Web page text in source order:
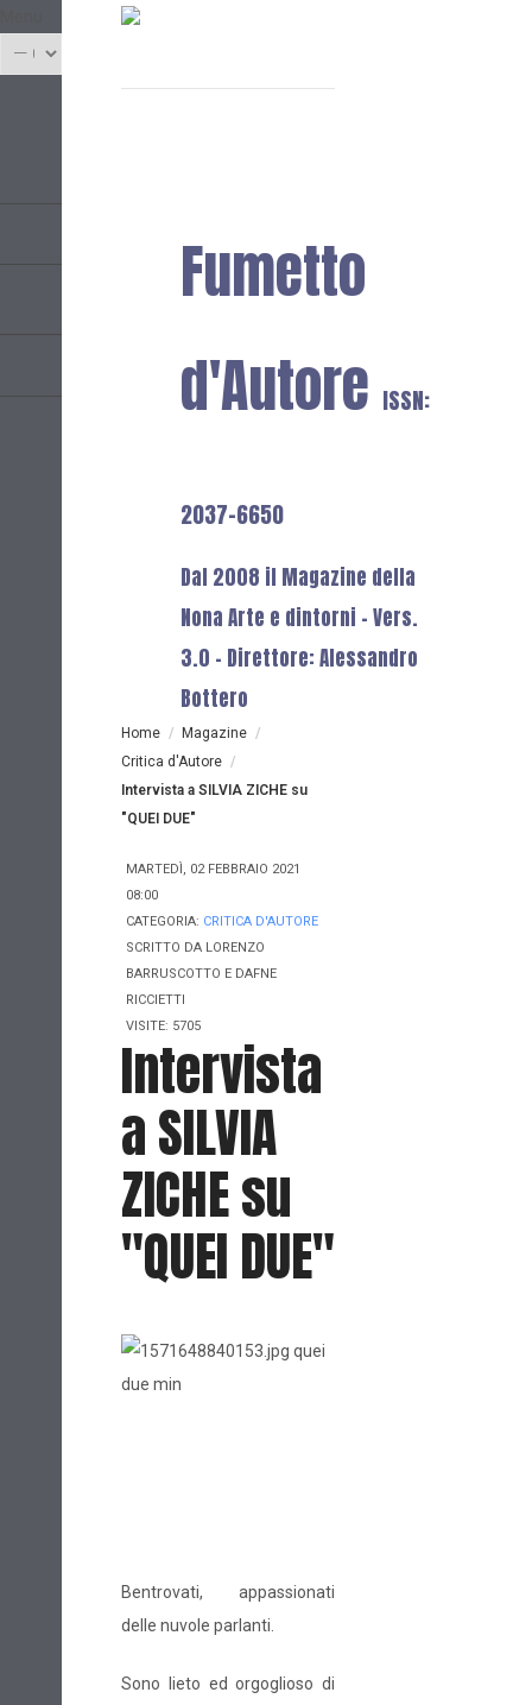
Fumetto
d'Autore ISSN:
2037-6650
Dal 2008 il Magazine della
Nona Arte e dintorni - Vers.
3.0 - Direttore: Alessandro
Bottero
Home / Magazine /
Critica d'Autore /
Intervista a SILVIA ZICHE su
"QUEI DUE"
MARTEDÌ, 02 FEBBRAIO 2021
08:00
CATEGORIA: CRITICA D'AUTORE
SCRITTO DA LORENZO
BARRUSCOTTO E DAFNE
RICCIETTI
VISITE: 5705
Intervista
a SILVIA
ZICHE su
"QUEI DUE"
Bentrovati, appassionati
delle nuvole parlanti.
Sono lieto ed orgoglioso di